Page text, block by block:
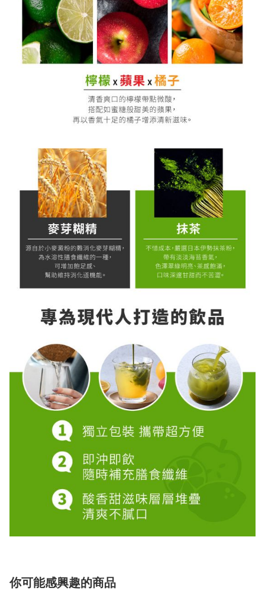
你可能感興趣的商品